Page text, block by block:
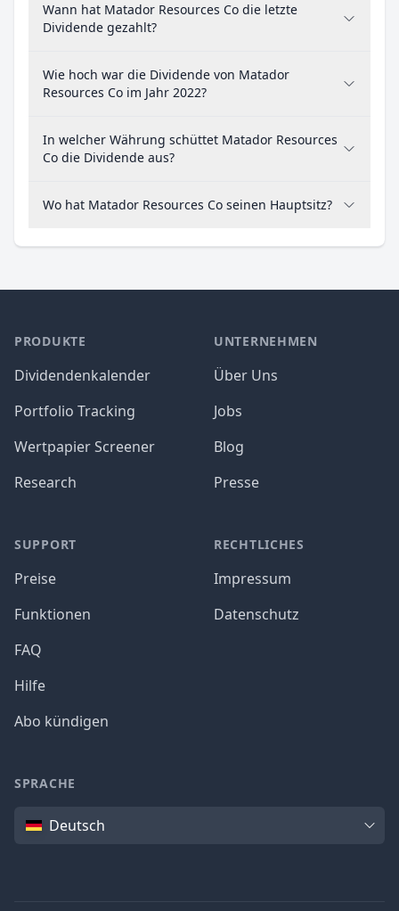
Wann hat Matador Resources Co die letzte
Dividende gezahlt?
Wie hoch war die Dividende von Matador
Resources Co im Jahr 2022?
In welcher Währung schüttet Matador Resources
Co die Dividende aus?
Wo hat Matador Resources Co seinen Hauptsitz?
PRODUKTE
Dividendenkalender
Portfolio Tracking
Wertpapier Screener
Research
SUPPORT
Preise
Funktionen
FAQ
Hilfe
Abo kündigen
UNTERNEHMEN
Über Uns
Jobs
Blog
Presse
RECHTLICHES
Impressum
Datenschutz
SPRACHE
SpracheDeutsch